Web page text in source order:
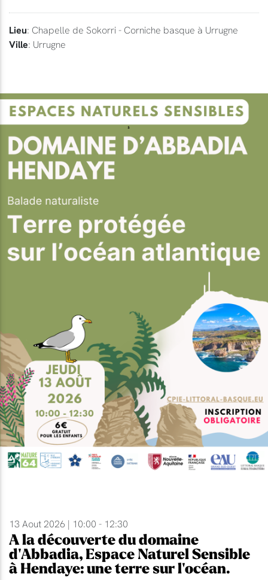
Lieu: Chapelle de Sokorri - Corniche basque à Urrugne
Ville: Urrugne
13 Aout 2026 | 10:00 - 12:30
A la découverte du domaine
d'Abbadia, Espace Naturel Sensible
à Hendaye: une terre sur l'océan.